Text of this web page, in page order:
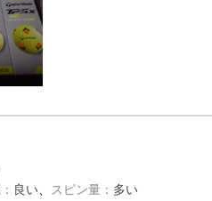
： 良い スピン量 ： 多い